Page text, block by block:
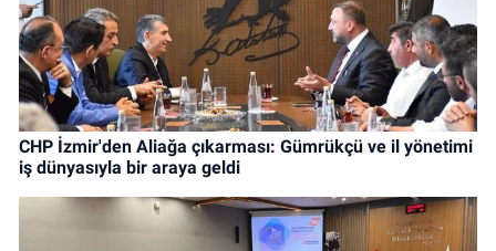
CHP İzmir'den Aliağa çıkarması: Gümrükçü ve il yönetimi
iş dünyasıyla bir araya geldi